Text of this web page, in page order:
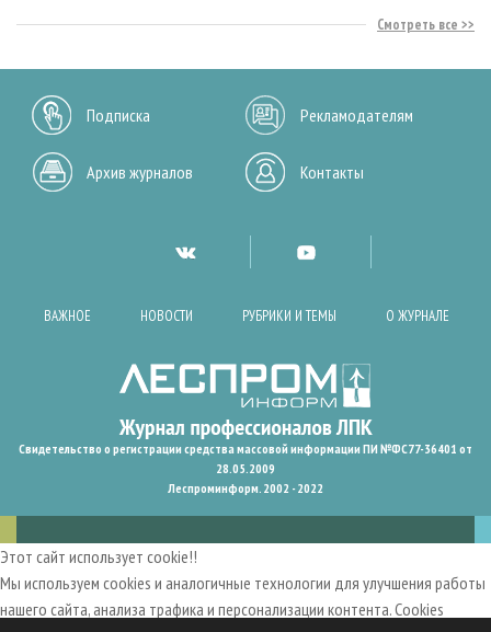
Смотреть все
Подписка Рекламодателям
Архив журналов Контакты
ВАЖНОЕ НОВОСТИ РУБРИКИ И ТЕМЫ О ЖУРНАЛЕ
Свидетельство о регистрации средства массовой информации ПИ №ФС77-36401 от
28.05.2009
Леспроминформ. 2002 - 2022
Этот сайт использует cookie!!
Мы используем cookies и аналогичные технологии для улучшения работы
нашего сайта, анализа трафика и персонализации контента. Cookies